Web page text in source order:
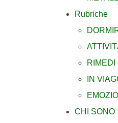
Rubriche
RIMEDI
IN
CHI SONO